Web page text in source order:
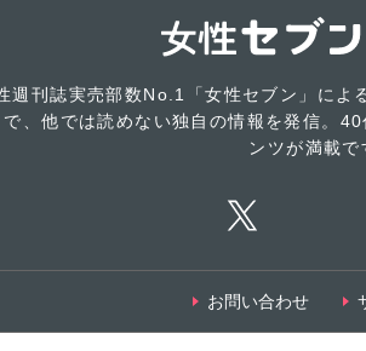
週刊誌実売部数No.1「女性セブン」に
、他では読めない独自の情報を発信。
ンツが満載で
お問い合わせ